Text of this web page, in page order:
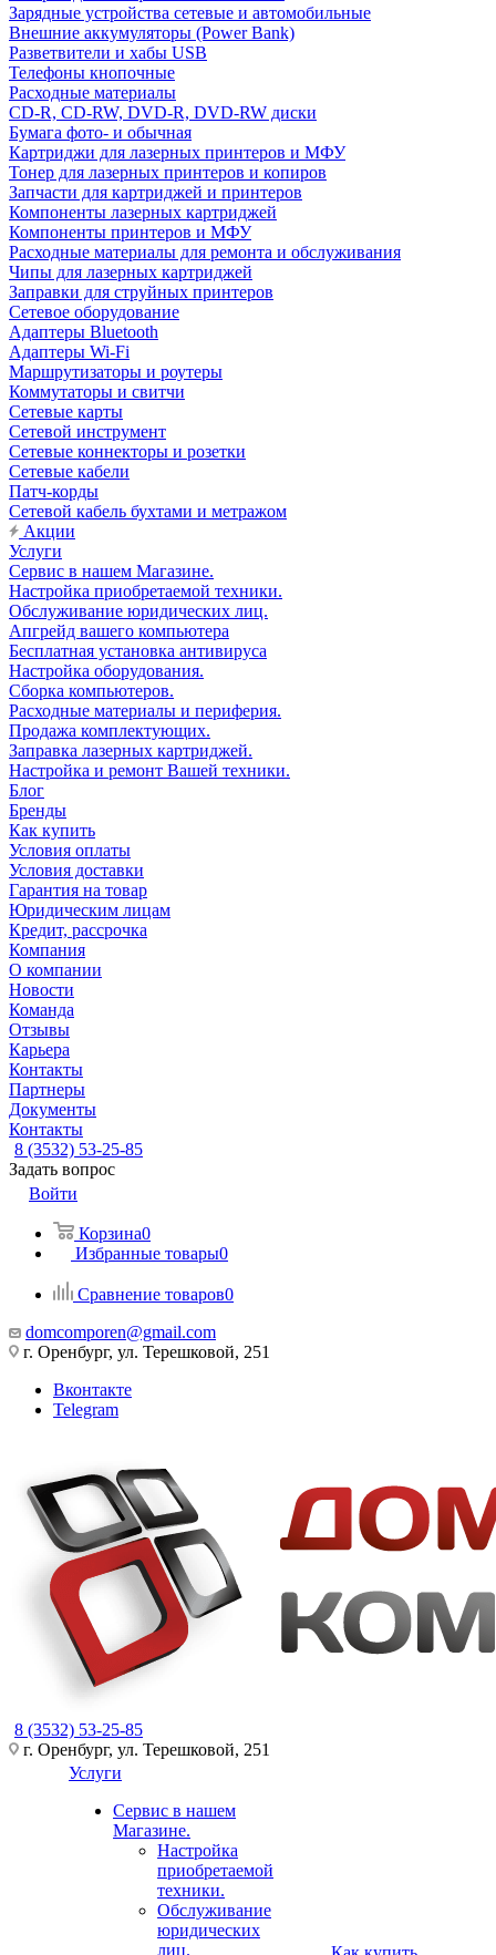
Зарядные устройства сетевые и автомобильные
Внешние аккумуляторы (Power Bank)
Разветвители и хабы USB
Телефоны кнопочные
Расходные материалы
CD-R, CD-RW, DVD-R, DVD-RW диски
Бумага фото- и обычная
Картриджи для лазерных принтеров и МФУ
Тонер для лазерных принтеров и копиров
Запчасти для картриджей и принтеров
Компоненты лазерных картриджей
Компоненты принтеров и МФУ
Расходные материалы для ремонта и обслуживания
Чипы для лазерных картриджей
Заправки для струйных принтеров
Сетевое оборудование
Адаптеры Bluetooth
Адаптеры Wi-Fi
Маршрутизаторы и роутеры
Коммутаторы и свитчи
Сетевые карты
Сетевой инструмент
Сетевые коннекторы и розетки
Сетевые кабели
Патч-корды
Сетевой кабель бухтами и метражом
Акции
Услуги
Сервис в нашем Магазине.
Настройка приобретаемой техники.
Обслуживание юридических лиц.
Апгрейд вашего компьютера
Бесплатная установка антивируса
Настройка оборудования.
Сборка компьютеров.
Расходные материалы и периферия.
Продажа комплектующих.
Заправка лазерных картриджей.
Настройка и ремонт Вашей техники.
Блог
Бренды
Как купить
Условия оплаты
Условия доставки
Гарантия на товар
Юридическим лицам
Кредит, рассрочка
Компания
О компании
Новости
Команда
Отзывы
Карьера
Контакты
Партнеры
Документы
Контакты
8 (3532) 53-25-85
Задать вопрос
Войти
Корзина0
Избранные товары0
Сравнение товаров0
domcomporen@gmail.com
г. Оренбург, ул. Терешковой, 251
Вконтакте
Telegram
8 (3532) 53-25-85
г. Оренбург, ул. Терешковой, 251
Услуги
Сервис в нашем
Магазине.
Настройка
приобретаемой
техники.
Обслуживание
юридических
лиц.